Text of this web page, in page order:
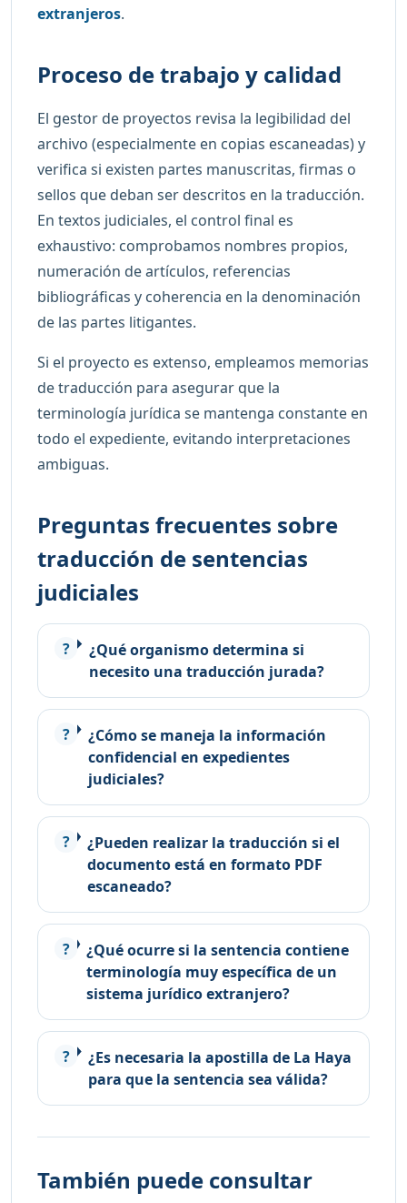
extranjeros.
Proceso de trabajo y calidad
El gestor de proyectos revisa la legibilidad del
archivo (especialmente en copias escaneadas) y
verifica si existen partes manuscritas, firmas o
sellos que deban ser descritos en la traducción.
En textos judiciales, el control final es
exhaustivo: comprobamos nombres propios,
numeración de artículos, referencias
bibliográficas y coherencia en la denominación
de las partes litigantes.
Si el proyecto es extenso, empleamos memorias
de traducción para asegurar que la
terminología jurídica se mantenga constante en
todo el expediente, evitando interpretaciones
ambiguas.
Preguntas frecuentes sobre
traducción de sentencias
judiciales
¿Qué organismo determina si
necesito una traducción jurada?
¿Cómo se maneja la información
confidencial en expedientes
judiciales?
¿Pueden realizar la traducción si el
documento está en formato PDF
escaneado?
¿Qué ocurre si la sentencia contiene
terminología muy específica de un
sistema jurídico extranjero?
¿Es necesaria la apostilla de La Haya
para que la sentencia sea válida?
También puede consultar